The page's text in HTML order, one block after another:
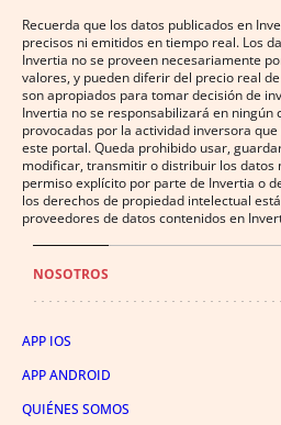
Recuerda que los datos publicados en
precisos ni emitidos en tiempo real. Los
Invertia no se proveen necesariamente
valores, y pueden diferir del precio real
son apropiados para tomar decisión de
Invertia no se responsabilizará en ningún
provocadas por la actividad inversora
este portal. Queda prohibido usar,
modificar, transmitir o distribuir los datos
permiso explícito por parte de Invertia o
los derechos de propiedad intelectual
proveedores de datos contenidos en
NOSOTROS
APP IOS
APP ANDROID
QUIÉNES SOMOS